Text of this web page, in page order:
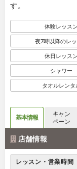
す。
体験レッスン
夜7時以降のレ
休日レッスン
シャワー
タオルレンタ
基本情報
キャン
ペーン
店舗情報
レッスン・営業時間